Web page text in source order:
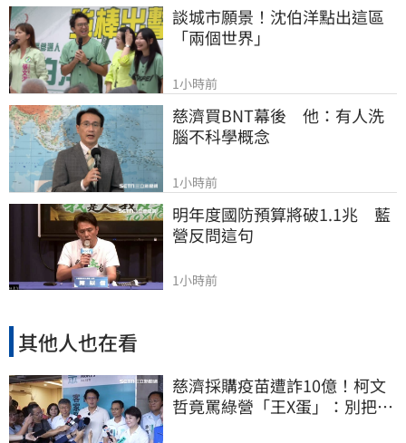
談城市願景！沈伯洋點出這區
「兩個世界」
1小時前
慈濟買BNT幕後　他：有人洗
腦不科學概念
1小時前
明年度國防預算將破1.1兆　藍
營反問這句
1小時前
其他人也在看
慈濟採購疫苗遭詐10億！柯文
哲竟罵綠營「王X蛋」：別把全